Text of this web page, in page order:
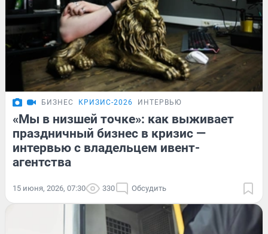
БИЗНЕС КРИЗИС-2026 ИНТЕРВЬЮ
«Мы в низшей точке»: как выживает
праздничный бизнес в кризис —
интервью с владельцем ивент-
агентства
15 июня, 2026, 07:30 330 Обсудить